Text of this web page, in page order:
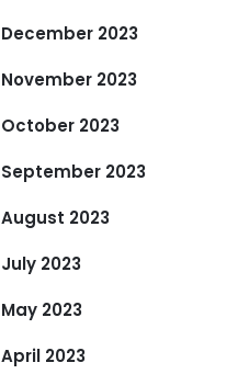
December 2023
November 2023
October 2023
September 2023
August 2023
July 2023
May 2023
April 2023